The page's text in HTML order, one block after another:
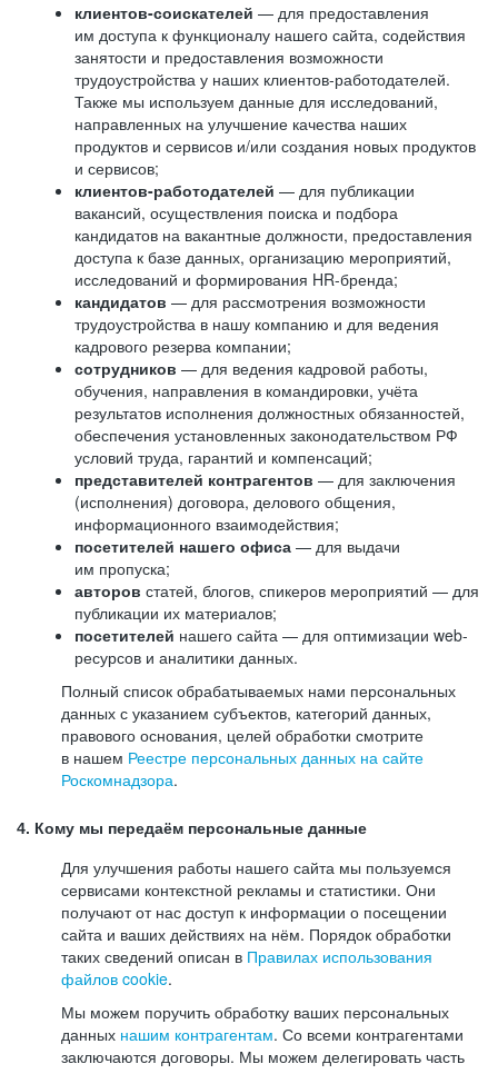
клиентов-соискателей — для предоставления
им доступа к функционалу нашего сайта, содействия
занятости и предоставления возможности
трудоустройства у наших клиентов-работодателей.
Также мы используем данные для исследований,
направленных на улучшение качества наших
продуктов и сервисов и/или создания новых продуктов
и сервисов;
клиентов-работодателей — для публикации
вакансий, осуществления поиска и подбора
кандидатов на вакантные должности, предоставления
доступа к базе данных, организацию мероприятий,
исследований и формирования HR-бренда;
кандидатов — для рассмотрения возможности
трудоустройства в нашу компанию и для ведения
кадрового резерва компании;
сотрудников — для ведения кадровой работы,
обучения, направления в командировки, учёта
результатов исполнения должностных обязанностей,
обеспечения установленных законодательством РФ
условий труда, гарантий и компенсаций;
представителей контрагентов — для заключения
(исполнения) договора, делового общения,
информационного взаимодействия;
посетителей нашего офиса — для выдачи
им пропуска;
авторов статей, блогов, спикеров мероприятий — для
публикации их материалов;
посетителей нашего сайта — для оптимизации web-
ресурсов и аналитики данных.
Полный список обрабатываемых нами персональных
данных с указанием субъектов, категорий данных,
правового основания, целей обработки смотрите
в нашем Реестре персональных данных на сайте
Роскомнадзора.
4. Кому мы передаём персональные данные
Для улучшения работы нашего сайта мы пользуемся
сервисами контекстной рекламы и статистики. Они
получают от нас доступ к информации о посещении
сайта и ваших действиях на нём. Порядок обработки
таких сведений описан в Правилах использования
файлов cookie.
Мы можем поручить обработку ваших персональных
данных нашим контрагентам. Со всеми контрагентами
заключаются договоры. Мы можем делегировать часть